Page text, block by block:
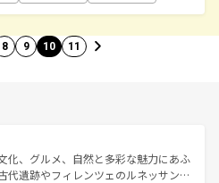
8 9 10 11
化、グルメ、自然と多彩な魅力にあふ
代遺跡やフィレンツェのルネッサンス